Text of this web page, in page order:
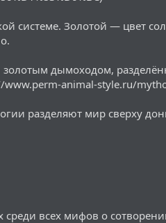
системе. Золотой — цвет
дымоходом,
www.perm-animal-style.ru/
разделяют мир сверху
всех мифов о